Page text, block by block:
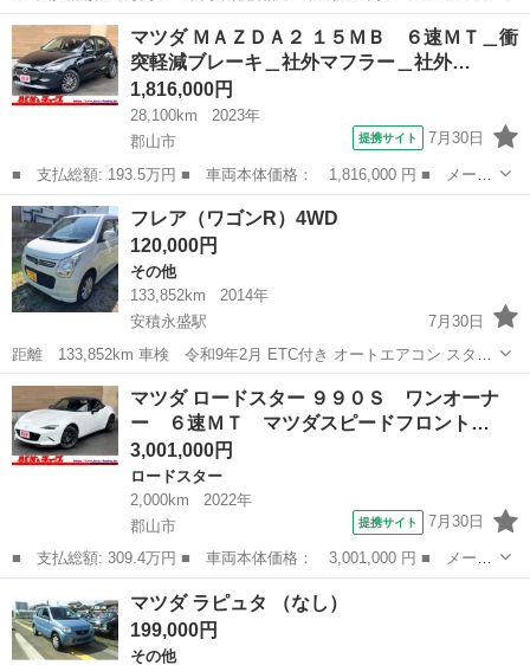
名： マツダ ■ 車種名： デミオ ■ グレード名： １３Ｃ－Ｖ
スマートエディションＩＩ ナビ アルミホイール キーレスエント
リー ＣＶＴ 衝...
福島 西白河郡 デミオ
マツダ ＭＡＺＤＡ２ １５ＭＢ ６速ＭＴ＿衝
突軽減ブレーキ＿社外マフラー＿社外…
1,816,000円
28,100km
2023年
郡山市
提携サイト 7月30日
■ 支払総額: 193.5万円 ■ 車両本体価格： 1,816,000 円 ■ メーカ
ー名： マツダ ■ 車種名： ＭＡＺＤＡ２ ■ グレード名： １５
ＭＢ ６速ＭＴ＿衝突軽減ブレーキ＿社外マフラー＿社外１５インチ
ＡＷ＿Ｂ...
福島 郡山市
フレア（ワゴンR）4WD
120,000円
その他
133,852km
2014年
安積永盛駅
7月30日
距離 133,852km 車検 令和9年2月 ETC付き オートエアコン スタッ
ドレスタイヤも一緒にお引渡しできます。 ※別途名義変更費用がかか
ります。
福島 郡山市 安積永盛駅 その他
マツダ ロードスター ９９０Ｓ ワンオーナ
ー ６速ＭＴ マツダスピードフロント…
3,001,000円
ロードスター
2,000km
2022年
郡山市
提携サイト 7月30日
■ 支払総額: 309.4万円 ■ 車両本体価格： 3,001,000 円 ■ メーカ
ー名： マツダ ■ 車種名： ロードスター ■ グレード名： ９９
０Ｓ ワンオーナー ６速ＭＴ マツダスピードフロントスポイラ
ー 純正１...
ロードスター
マツダ ラピュタ （なし）
199,000円
その他